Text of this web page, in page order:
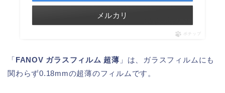
メルカリ
ポチップ
「FANOV ガラスフィルム 超薄 」は、ガラスフィルムにも
関わらず0.18mmの超薄のフィルムです。